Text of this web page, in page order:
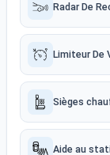
Radar De
Limiteur De
Sièges
Aide au